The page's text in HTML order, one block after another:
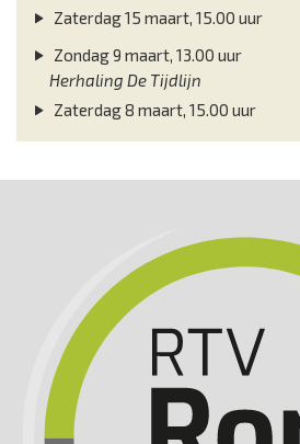
Zaterdag 15 maart, 15.00 uur
Zondag 9 maart, 13.00 uur
Herhaling De Tijdlijn
Zaterdag 8 maart, 15.00 uur